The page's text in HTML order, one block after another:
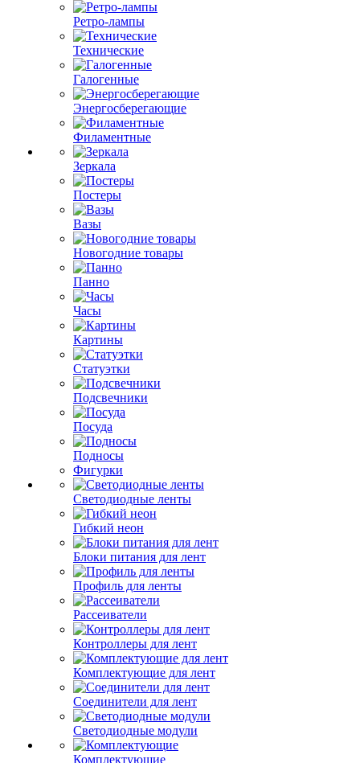
Ретро-лампы
Технические
Галогенные
Энергосберегающие
Филаментные
Зеркала
Постеры
Вазы
Новогодние товары
Панно
Часы
Картины
Статуэтки
Подсвечники
Посуда
Подносы
Фигурки
Светодиодные ленты
Гибкий неон
Блоки питания для лент
Профиль для ленты
Рассеиватели
Контроллеры для лент
Комплектующие для лент
Соединители для лент
Светодиодные модули
Комплектующие